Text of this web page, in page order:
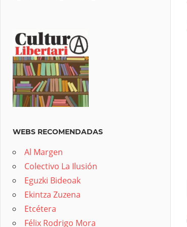
WEBS RECOMENDADAS
Al Margen
Colectivo La Ilusión
Eguzki Bideoak
Ekintza Zuzena
Etcétera
Félix Rodrigo Mora